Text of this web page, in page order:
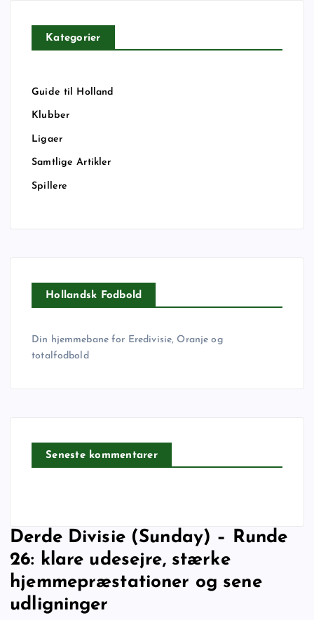
Kategorier
Guide til Holland
Klubber
Ligaer
Samtlige Artikler
Spillere
Hollandsk Fodbold
Din hjemmebane for Eredivisie, Oranje og
totalfodbold
Seneste kommentarer
Derde Divisie (Sunday) – Runde
26: klare udesejre, stærke
hjemmepræstationer og sene
udligninger